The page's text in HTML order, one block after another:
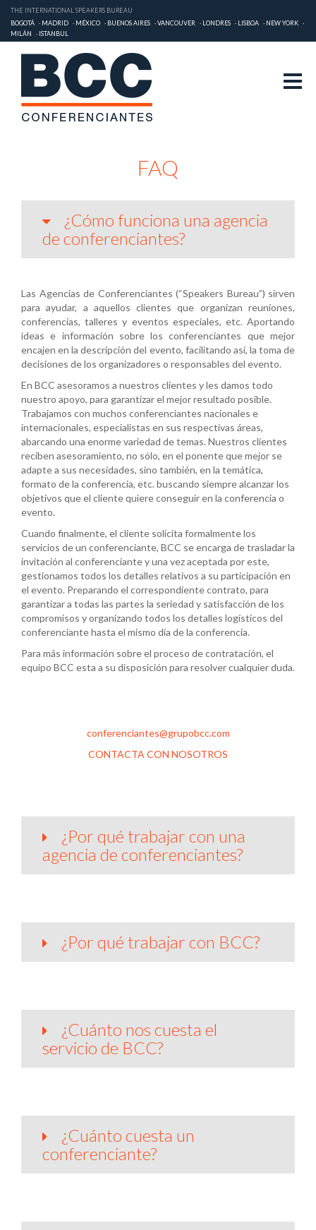
THE INTERNATIONAL SPEAKERS BUREAU
BOGOTÁ
MADRID MÉXICO BUENOS AIRES VANCOUVER LONDRES LISBOA
NEW YORK
MILÁN
ISTANBUL
FAQ
¿Cómo funciona una agencia
de conferenciantes?
Las Agencias de Conferenciantes (“Speakers Bureau”) sirven
para ayudar, a aquellos clientes que organizan reuniones,
conferencias, talleres y eventos especiales, etc. Aportando
ideas e información sobre los conferenciantes que mejor
encajen en la descripción del evento, facilitando así, la toma de
decisiones de los organizadores o responsables del evento.
En BCC asesoramos a nuestros clientes y les damos todo
nuestro apoyo, para garantizar el mejor resultado posible.
Trabajamos con muchos conferenciantes nacionales e
internacionales, especialistas en sus respectivas áreas,
abarcando una enorme variedad de temas. Nuestros clientes
reciben asesoramiento, no sólo, en el ponente que mejor se
adapte a sus necesidades, sino también, en la temática,
formato de la conferencia, etc. buscando siempre alcanzar los
objetivos que el cliente quiere conseguir en la conferencia o
evento.
Cuando finalmente, el cliente solicita formalmente los
servicios de un conferenciante, BCC se encarga de trasladar la
invitación al conferenciante y una vez aceptada por este,
gestionamos todos los detalles relativos a su participación en
el evento. Preparando el correspondiente contrato, para
garantizar a todas las partes la seriedad y satisfacción de los
compromisos y organizando todos los detalles logísticos del
conferenciante hasta el mismo día de la conferencia.
Para más información sobre el proceso de contratación, el
equipo BCC esta a su disposición para resolver cualquier duda.
conferenciantes@grupobcc.com
CONTACTA CON NOSOTROS
¿Por qué trabajar con una
agencia de conferenciantes?
¿Por qué trabajar con BCC?
¿Cuánto nos cuesta el
servicio de BCC?
¿Cuánto cuesta un
conferenciante?